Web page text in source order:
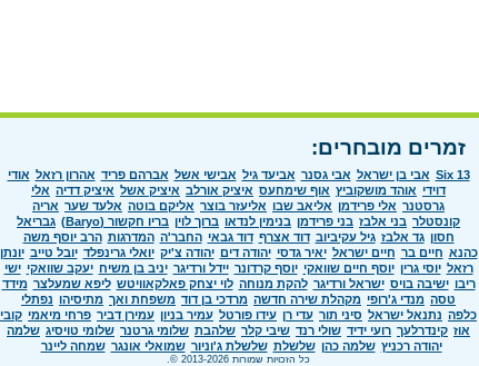
זמרים מובחרים:
Six 13 אבי בן ישראל אבי גסנר אביעד גיל אבישי אשל אברהם פריד אהרון רזאל אודי
דוידי אוהד מושקוביץ אוף שימחעס איציק אורלב איציק אשל איציק דדיה אלי
גרסטנר אלי פרידמן אליאב שבו אליעזר בוצר אליקם בוטה אלעד שער אריה
קונסטלר בני אלבז בני פרידמן בנימין לנדאו ברוך לוין בריו חקשור (Baryo)
גבריאל
חסון גד אלבז גיל עקיביוב דוד אצרף דוד גבאי החבר'ה המדרגות הרב יוסף משה
כהנא חיים בר חיים ישראל יאיר גדסי יהודה דים יהודה צ'יק יואלי גרינפלד יובל טייב יונתן
רזאל יוסי גרין יוסף חיים שוואקי יוסף קרדונר יידל ורדיגר יניב בן משיח יעקב שוואקי ישי
ריבו ישיבה בויס ישראל ורדיגר להקת מנוחה לוי יצחק פאלקאוויטש ליפא שמעלצר מידד
טסה מנדי ג'רופי מקהלת שירה חדשה מרדכי בן דוד משפחת ואך מתיסיהו נפתלי
כלפה נתנאל ישראל סיני תור עדי רן עידו פורטל עמיר בניון עמירן דביר פרחי מיאמי קובי
אוז קינדרלעך רועי ידיד שולי רנד שיבי קלר שלהבת שלומי גרטנר שלומי טויסיג שלמה
יהודה רכניץ שלמה כהן שלשלת שלשלת ג'וניור שמואלי אונגר שמחה ליינר
כל הזכויות שמורות 2013-2026 ©.